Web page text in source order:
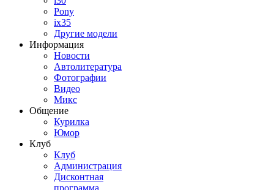
Pony
ix35
Другие модели
Информация
Новости
Автолитература
Фотографии
Видео
Микс
Общение
Курилка
Юмор
Клуб
Клуб
Администрация
Дисконтная
программа